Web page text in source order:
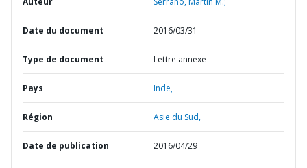
Date du document 2016/03/31
Type de document Lettre annexe
Pays Inde,
Région Asie du Sud,
Date de publication 2016/04/29